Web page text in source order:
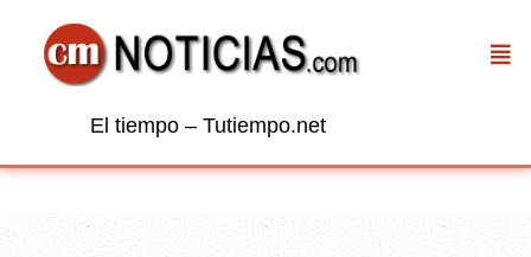
El tiempo – Tutiempo.net